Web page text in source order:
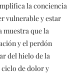
la conciencia
vulnerable y estar
muestra que la
y el perdón
del hielo de la
de dolor y